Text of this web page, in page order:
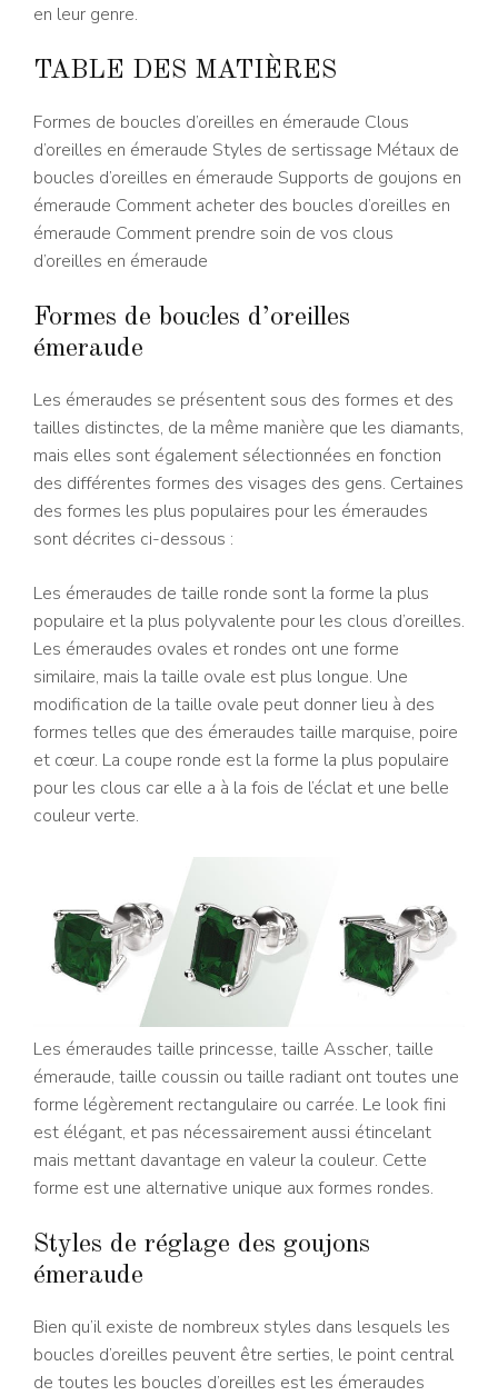
en leur genre.
TABLE DES MATIÈRES
Formes de boucles d’oreilles en émeraude Clous
d’oreilles en émeraude Styles de sertissage Métaux de
boucles d’oreilles en émeraude Supports de goujons en
émeraude Comment acheter des boucles d’oreilles en
émeraude Comment prendre soin de vos clous
d’oreilles en émeraude
Formes de boucles d’oreilles
émeraude
Les émeraudes se présentent sous des formes et des
tailles distinctes, de la même manière que les diamants,
mais elles sont également sélectionnées en fonction
des différentes formes des visages des gens. Certaines
des formes les plus populaires pour les émeraudes
sont décrites ci-dessous :
Les émeraudes de taille ronde sont la forme la plus
populaire et la plus polyvalente pour les clous d’oreilles.
Les émeraudes ovales et rondes ont une forme
similaire, mais la taille ovale est plus longue. Une
modification de la taille ovale peut donner lieu à des
formes telles que des émeraudes taille marquise, poire
et cœur. La coupe ronde est la forme la plus populaire
pour les clous car elle a à la fois de l’éclat et une belle
couleur verte.
Les émeraudes taille princesse, taille Asscher, taille
émeraude, taille coussin ou taille radiant ont toutes une
forme légèrement rectangulaire ou carrée. Le look fini
est élégant, et pas nécessairement aussi étincelant
mais mettant davantage en valeur la couleur. Cette
forme est une alternative unique aux formes rondes.
Styles de réglage des goujons
émeraude
Bien qu’il existe de nombreux styles dans lesquels les
boucles d’oreilles peuvent être serties, le point central
de toutes les boucles d’oreilles est les émeraudes